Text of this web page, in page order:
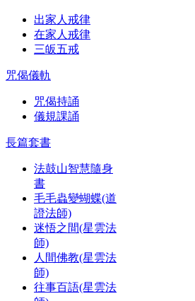
出家人戒律
在家人戒律
三皈五戒
咒偈儀軌
咒偈持誦
儀規課誦
長篇套書
法鼓山智慧隨身
書
毛毛蟲變蝴蝶(道
證法師)
迷悟之間(星雲法
師)
人間佛教(星雲法
師)
往事百語(星雲法